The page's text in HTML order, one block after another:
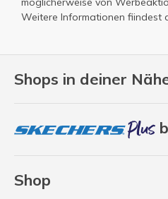
Shops in deiner
Shop
Weitere Informationen fiindest